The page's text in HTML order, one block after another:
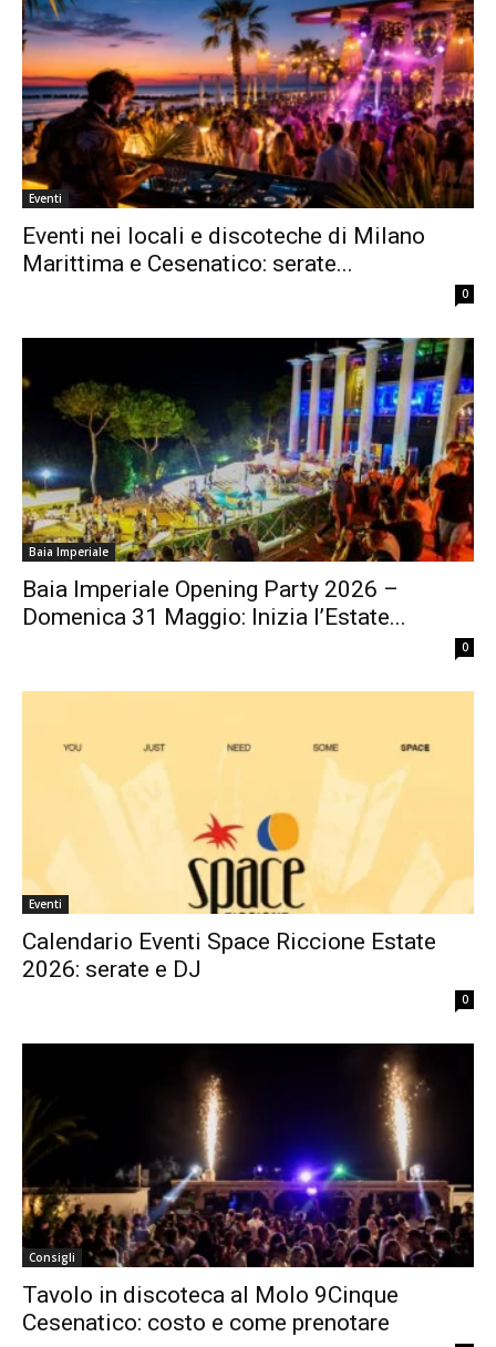
Eventi
Eventi nei locali e discoteche di Milano
Marittima e Cesenatico: serate...
0
Baia Imperiale
Baia Imperiale Opening Party 2026 –
Domenica 31 Maggio: Inizia l’Estate...
0
Eventi
Calendario Eventi Space Riccione Estate
2026: serate e DJ
0
Consigli
Tavolo in discoteca al Molo 9Cinque
Cesenatico: costo e come prenotare